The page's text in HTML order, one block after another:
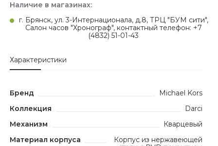
Наличие в магазинах:
г. Брянск, ул. 3-Интернационала, д.8, ТРЦ "БУМ сити",
Салон часов "Хронограф", контактный телефон: +7
(4832) 51-01-43
Характеристики
Бренд
Michael Kors
Коллекция
Darci
Механизм
Кварцевый
Материал корпуса
Корпус из нержавеющей